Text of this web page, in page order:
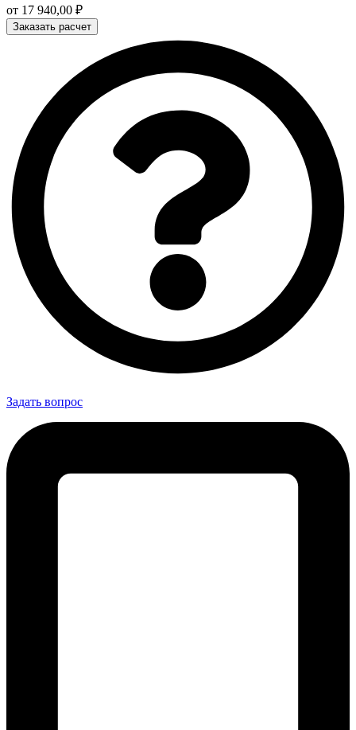
от 17 940,00 ₽
Заказать расчет
Задать вопрос